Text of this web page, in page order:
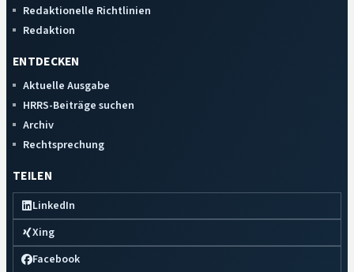
Redaktionelle Richtlinien
Redaktion
ENTDECKEN
Aktuelle Ausgabe
HRRS-Beiträge suchen
Archiv
Rechtsprechung
TEILEN
LinkedIn
Xing
Facebook